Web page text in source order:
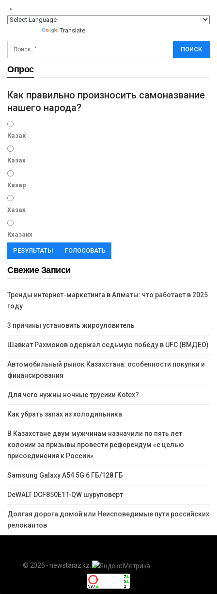
Translate
Опрос
Как правильно произносить самоназвание
нашего народа?
Казак
Казах
Хазар
Хазах
Кхазакх
РЕЗУЛЬТАТЫ ГОЛОСОВАТЬ
Свежие Записи
Тренды интернет-маркетинга в Алматы: что работает в 2025
году
3 причины установить жироуловитель
Шавкат Рахмонов одержал седьмую победу в UFC (ВМДЕО)
Автомобильный рынок Казахстана: особенности покупки и
финансирования
Для чего нужны ночные трусики Kotex?
Как убрать запах из холодильника
В Казахстане двум мужчинам назначили по пять лет
колонии за призывы провести референдум «с целью
присоединения к России»
Samsung Galaxy A54 5G 6 ГБ/128 ГБ
DeWALT DCF850E1T-QW шуруповерт
Долгая дорога домой или Неисповедимые пути российских
релокантов
© 2026 - newstaraz.kz.